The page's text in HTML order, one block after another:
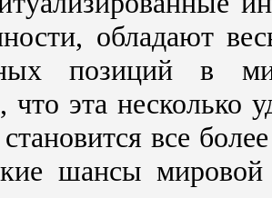
обладают
позиций в
что эта несколько
все
шансы